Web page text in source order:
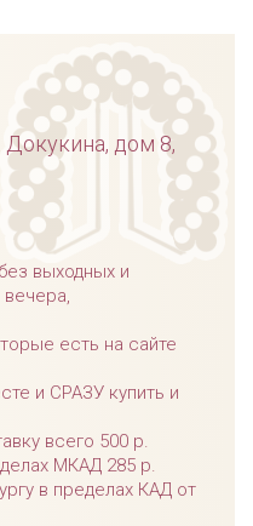
Докукина, дом 8,
выходных и
вечера,
есть на сайте
и СРАЗУ купить и
всего 500 р.
МКАД 285 р.
в пределах КАД от